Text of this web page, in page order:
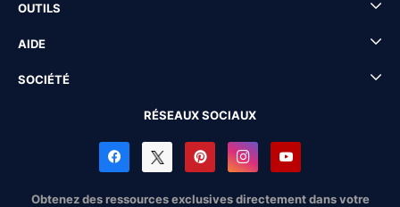
OUTILS
AIDE
SOCIÉTÉ
RÉSEAUX SOCIAUX
Obtenez des ressources exclusives directement dans votre